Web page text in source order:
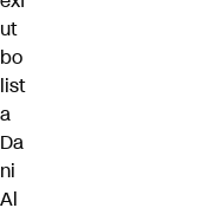
ut
bo
list
a
Da
ni
Al